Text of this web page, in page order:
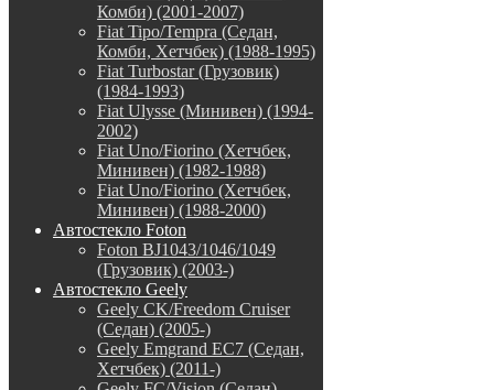
Комби) (2001-2007)
Fiat Tipo/Tempra (Седан,
Комби, Хетчбек) (1988-1995)
Fiat Turbostar (Грузовик)
(1984-1993)
Fiat Ulysse (Минивен) (1994-
2002)
Fiat Uno/Fiorino (Хетчбек,
Минивен) (1982-1988)
Fiat Uno/Fiorino (Хетчбек,
Минивен) (1988-2000)
Автостекло Foton
Foton BJ1043/1046/1049
(Грузовик) (2003-)
Автостекло Geely
Geely CK/Freedom Cruiser
(Седан) (2005-)
Geely Emgrand EC7 (Седан,
Хетчбек) (2011-)